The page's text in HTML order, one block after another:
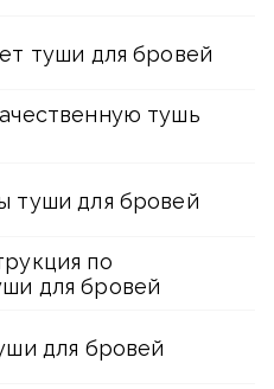
туши для бровей
тушь
туши для бровей
по
для бровей
для бровей